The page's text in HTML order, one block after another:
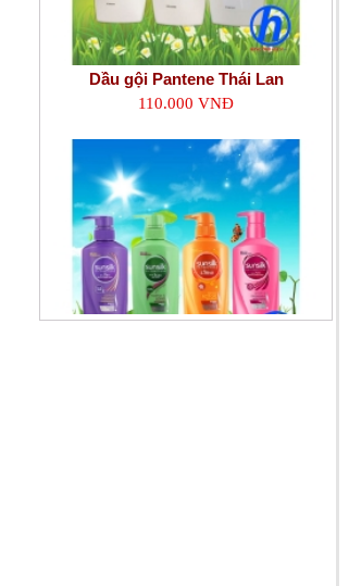
Dầu gội Pantene Thái Lan
110.000 VNĐ